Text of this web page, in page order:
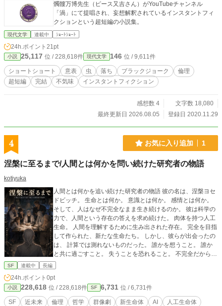
髑髏万博先生（ピース又吉さん）がYouTubeチャンネル
「渦」にて提唱され、妄想解釈されているインスタントフィ
クションという超短編の小説集。
現代文学 連載中 ｼｮｰﾄｼｮｰﾄ
24h.ポイント 21pt
小説 25,117 位 / 228,618件 現代文学 146 位 / 9,611件
ショートショート 意表 虫 落ち ブラックジョーク
倫理
超短編
完結 不気味 インスタントフィクション
感想数 4
文字数 18,080
最終更新日 2026.08.05
登録日 2020.11.29
4 お気に入り追加 1
涅槃に至るまで/人間とは何かを問い続けた研究者の物語
kotiyuka
人間とは何かを追い続けた研究者の物語 彼の名は、涅槃ヨセ
ドビッチ。 生命とは何か。 意識とは何か。 感情とは何か。
そして、人はなぜ不完全なまま生き続けるのか。 彼は科学の
力で、人間という存在の答えを求め続けた。 肉体を持つ人工
生命。 人間を理解するために生み出された存在。 完全を目指
して作られた、新たな生命たち。 しかし、彼らが出会ったの
は、 計算では測れないものだった。 誰かを想うこと。 誰か
と共に過ごすこと。 失うことを恐れること。 不完全だからこ
そ、手を取り合うこと。 長い年月をかけて答えを追い求めた
うとした男が、 人間になるまでの物語。――涅槃に至るま
で。
SF 連載中 長編
24h.ポイント 0pt
小説 228,618 位 / 228,618件 SF 6,731 位 / 6,731件
SF 近未来 倫理 哲学 群像劇 新生命体 AI
人工生命体